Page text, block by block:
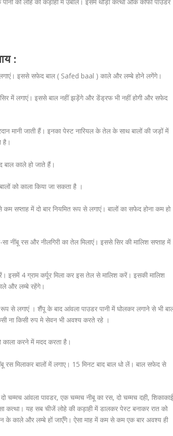
:
इससे सफेद बाल ( Safed baal ) काले और लम्बे होने लगेंगे।
में लगाएं। इससे बाल नहीं झड़ेंगे और डेंड्रफ भी नहीं होगी और सफेद
मानी जाती हैं। इनका पेस्ट नारियल के तेल के साथ बालों की जड़ों में
है।
काले हो जाते हैं।
को काला किया जा सकता है ।
में दो बार नियमित रूप से लगाएं। बालों का सफेद होना कम हो
नींबू रस और नीलगिरी का तेल मिलाएं। इससे सिर की मालिश सप्ताह में
इसमें 4 ग्राम कर्पूर मिला कर इस तेल से मालिश करें। इसकी मालिश
और लम्बे रहेंगे।
से लगाएं । शैंपू के बाद आंवला पाउडर पानी में घोलकर लगाने से भी
ना किसी रुप मे सेवन भी अवश्य करते रहे ।
करने में मदद करता है।
रस मिलाकर बालों में लगाए। 15 मिनट बाद बाल धो लें। बाल सफेद से
चम्मच आंवला पावडर, एक चम्मच नीबू का रस, दो चम्मच दही,
कत्था। यह सब चीजें लोहे की कड़ाही में डालकर पेस्ट बनाकर रात को
के काले और लम्बे हों जाएँगे। ऐसा माह में कम से कम एक बार अवश्य ही